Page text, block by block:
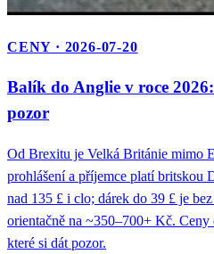
CENY · 2026-07-20
Balík do Anglie v roce
pozor
Od Brexitu je Velká Británie mimo
prohlášení a příjemce platí britskou
nad 135 £ i clo; dárek do 39 £ je
orientačně na ~350–700+ Kč.
které si dát pozor.